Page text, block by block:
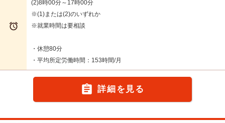

(2)8時00分～17時00分
※(1)または(2)のいずれか
※就業時間は要相談
・休憩80分
・平均所定労働時間：153時間/月
 詳細を見る